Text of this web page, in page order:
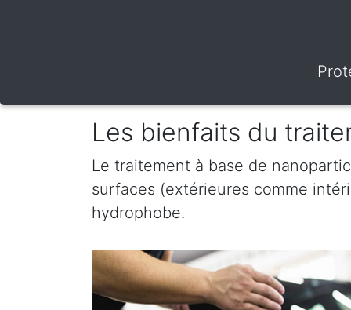
Les bienfaits du
Le traitement à base de
surfaces (extérieures comme
hydrophobe.